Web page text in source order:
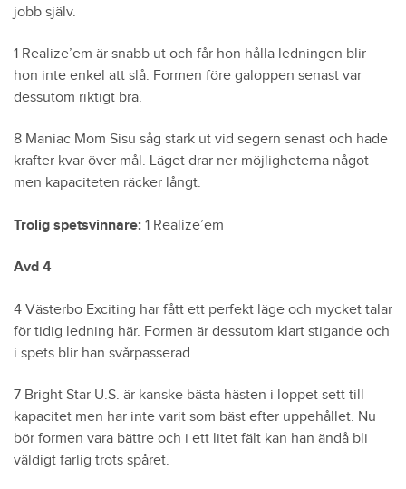
jobb själv.
1 Realize’em är snabb ut och får hon hålla ledningen blir
hon inte enkel att slå. Formen före galoppen senast var
dessutom riktigt bra.
8 Maniac Mom Sisu såg stark ut vid segern senast och hade
krafter kvar över mål. Läget drar ner möjligheterna något
men kapaciteten räcker långt.
Trolig spetsvinnare: 1 Realize’em
Avd 4
4 Västerbo Exciting har fått ett perfekt läge och mycket talar
för tidig ledning här. Formen är dessutom klart stigande och
i spets blir han svårpasserad.
7 Bright Star U.S. är kanske bästa hästen i loppet sett till
kapacitet men har inte varit som bäst efter uppehållet. Nu
bör formen vara bättre och i ett litet fält kan han ändå bli
väldigt farlig trots spåret.